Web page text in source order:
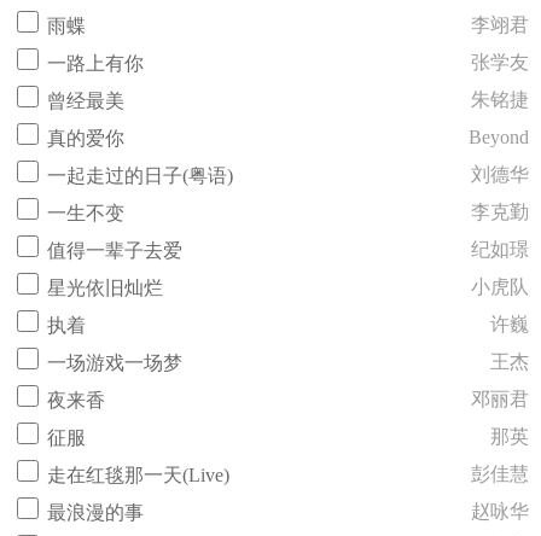
雨蝶
李翊君
一路上有你
张学友
曾经最美
朱铭捷
真的爱你
Beyond
一起走过的日子(粤语)
刘德华
一生不变
李克勤
值得一辈子去爱
纪如璟
星光依旧灿烂
小虎队
执着
许巍
一场游戏一场梦
王杰
夜来香
邓丽君
征服
那英
走在红毯那一天(Live)
彭佳慧
最浪漫的事
赵咏华